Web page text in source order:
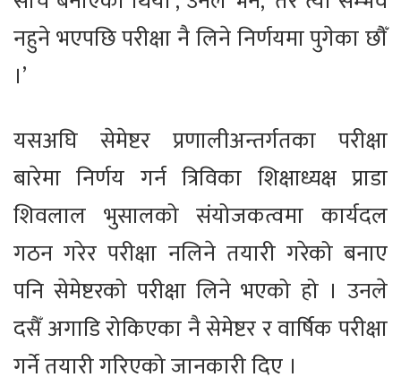
नहुने भएपछि परीक्षा नै लिने निर्णयमा पुगेका छौँ
।’
यसअघि सेमेष्टर प्रणालीअन्तर्गतका परीक्षा
बारेमा निर्णय गर्न त्रिविका शिक्षाध्यक्ष प्राडा
शिवलाल भुसालको संयोजकत्वमा कार्यदल
गठन गरेर परीक्षा नलिने तयारी गरेको बनाए
पनि सेमेष्टरको परीक्षा लिने भएको हो । उनले
दसैँ अगाडि रोकिएका नै सेमेष्टर र वार्षिक परीक्षा
गर्ने तयारी गरिएको जानकारी दिए ।